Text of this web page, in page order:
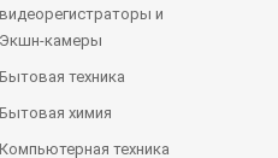
видеорегистраторы и
Экшн-камеры
Бытовая техника
Бытовая химия
Компьютерная техника